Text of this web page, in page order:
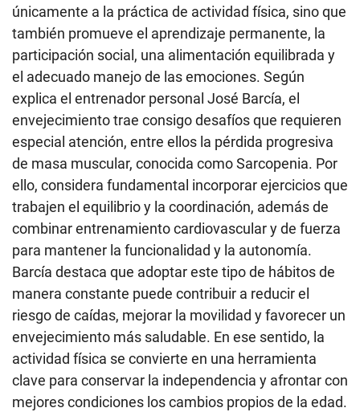
únicamente a la práctica de actividad física, sino que
también promueve el aprendizaje permanente, la
participación social, una alimentación equilibrada y
el adecuado manejo de las emociones. Según
explica el entrenador personal José Barcía, el
envejecimiento trae consigo desafíos que requieren
especial atención, entre ellos la pérdida progresiva
de masa muscular, conocida como Sarcopenia. Por
ello, considera fundamental incorporar ejercicios que
trabajen el equilibrio y la coordinación, además de
combinar entrenamiento cardiovascular y de fuerza
para mantener la funcionalidad y la autonomía.
Barcía destaca que adoptar este tipo de hábitos de
manera constante puede contribuir a reducir el
riesgo de caídas, mejorar la movilidad y favorecer un
envejecimiento más saludable. En ese sentido, la
actividad física se convierte en una herramienta
clave para conservar la independencia y afrontar con
mejores condiciones los cambios propios de la edad.